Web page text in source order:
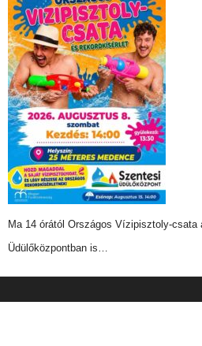
Ma 14 órától Országos Vízipisztoly-csata
Üdülőközpontban is…